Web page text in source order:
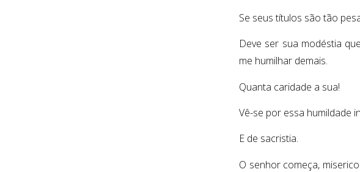
Se seus títulos são tão
Deve ser sua modéstia
me humilhar demais.
Quanta caridade a sua!
Vê-se por essa humildade
E de sacristia.
O senhor começa,